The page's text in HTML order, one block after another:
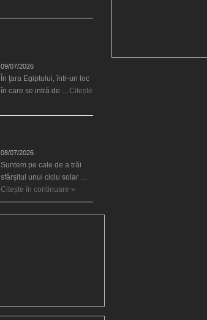
09/07/2026
În ţara Egiptului, într-un loc
în care se intră de …Citește
08/07/2026
Suntem pe cale de a trăi
sfârşitul unui ciclu solar …
Citește în continuare »